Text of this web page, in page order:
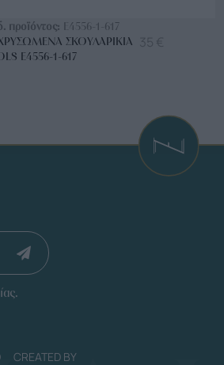
προϊόντος: E4556-1-617
ΣΚΟΥΛΑΡΊΚΙΑ
E4556-1-617
CREATED BY